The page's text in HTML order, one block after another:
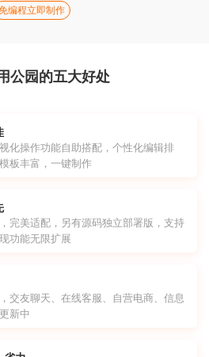
编程立即制作
公园的五大好处
化操作功能自助搭配，个性化编辑排
板丰富，一键制作
完美适配，另有源码独立部署版，支持
功能无限扩展
交友聊天、在线客服、自营电商、信息
新中